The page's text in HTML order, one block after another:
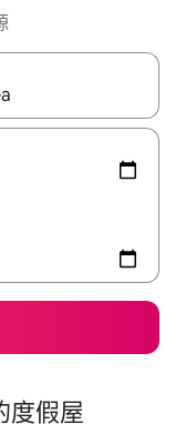
頭，或輕點、滑動裝置。
度假屋